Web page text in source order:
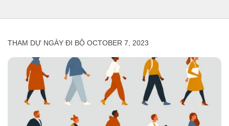
THAM DỰ NGÀY ĐI BỘ OCTOBER 7, 2023